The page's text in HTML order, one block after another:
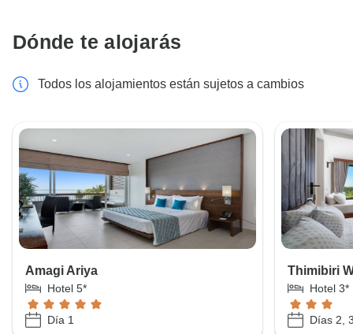
Dónde te alojarás
Todos los alojamientos están sujetos a cambios
Amagi Ariya
Hotel 5*
Día 1
Thimibiri
Hotel 3*
Días 2,